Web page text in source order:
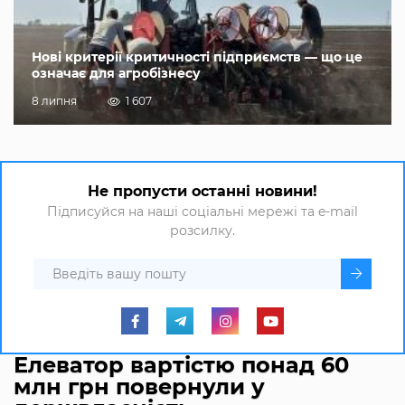
Нові критерії критичності підприємств — що це
означає для агробізнесу
8 липня 1 607
Не пропусти останні новини!
Підписуйся на наші соціальні мережі та e-mail
розсилку.
Елеватор вартістю понад 60
млн грн повернули у